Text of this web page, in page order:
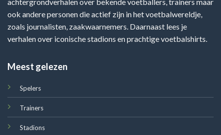
achtergrondverhalen over bekende voetballers, trainers maar
ook andere personen die actief zijn in het voetbalwereldje,
zoals journalisten, zaakwaarnemers. Daarnaast lees je
verhalen over iconische stadions en prachtige voetbalshirts.
Meest gelezen
Spelers
Trainers
Stadions